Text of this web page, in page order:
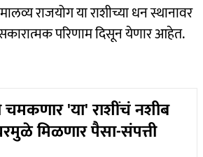
राजयोग या राशीच्या धन स्थानावर
परिणाम दिसून येणार आहेत.
'या' राशींचं नशीब
मिळणार पैसा-संपत्ती